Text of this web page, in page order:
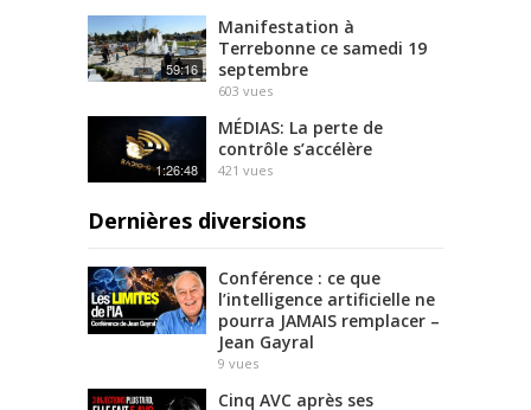
59:16
Manifestation à
Terrebonne ce samedi 19
septembre
603 vues
1:26:48
MÉDIAS: La perte de
contrôle s’accélère
421 vues
Dernières diversions
Conférence : ce que
l’intelligence artificielle ne
pourra JAMAIS remplacer –
Jean Gayral
9 vues
Cinq AVC après ses